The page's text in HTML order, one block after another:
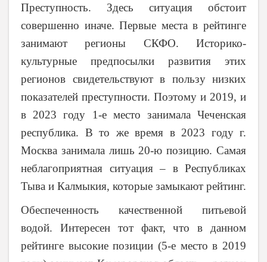
Преступность. Здесь ситуация обстоит
совершенно иначе. Первые места в рейтинге
занимают регионы СКФО. Историко-
культурные предпосылки развития этих
регионов свидетельствуют в пользу низких
показателей преступности. Поэтому и 2019, и
в 2023 году 1-е место занимала Чеченская
республика. В то же время в 2023 году г.
Москва занимала лишь 20-ю позицию. Самая
неблагоприятная ситуация – в Республиках
Тыва и Калмыкия, которые замыкают рейтинг.
Обеспеченность качественной питьевой
водой. Интересен тот факт, что в данном
рейтинге высокие позиции (5-е место в 2019